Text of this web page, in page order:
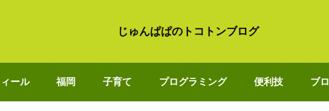
じゅんぱぱのトコトンブログ
ール 福岡 子育て プログラミング 便利技 ブ